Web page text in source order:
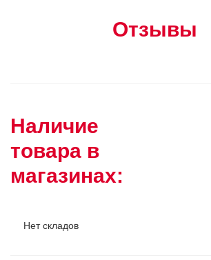
Отзывы
Наличие
товара в
магазинах:
Нет складов